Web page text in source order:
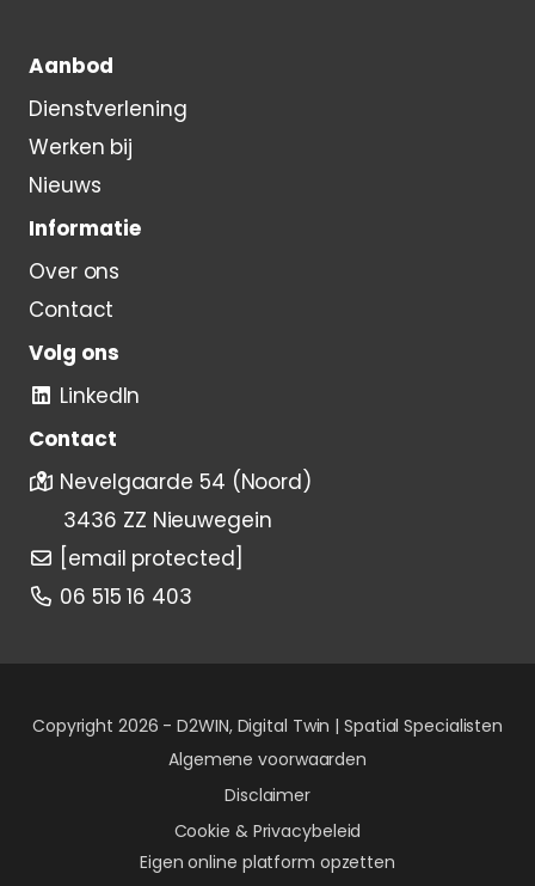
Aanbod
Dienstverlening
Werken bij
Nieuws
Informatie
Over ons
Contact
Volg ons
LinkedIn
Contact
Nevelgaarde 54 (Noord)
3436 ZZ Nieuwegein
[email protected]
06 515 16 403
Copyright 2026 -D2WIN, Digital Twin | Spatial Specialisten
Algemene voorwaarden
Disclaimer
Cookie & Privacybeleid
Eigen online platform opzetten